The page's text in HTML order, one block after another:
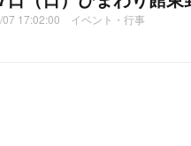
07 17:02:00 イベント・行事